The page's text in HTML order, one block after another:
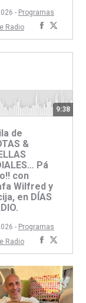
- Programas
Radio
Compartir
concon
9:38
de
&
Pá
con
Wilfred y
en DÍAS
- Programas
Radio
Compartir
concon